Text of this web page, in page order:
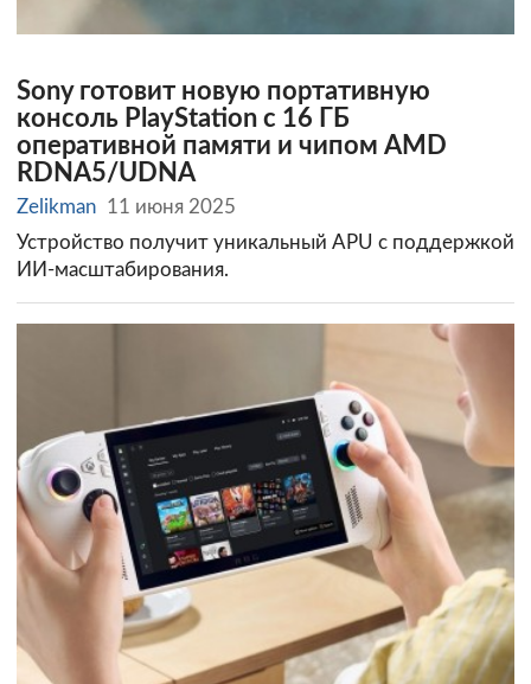
Sony готовит новую портативную
консоль PlayStation с 16 ГБ
оперативной памяти и чипом AMD
RDNA5/UDNA
Zelikman 11 июня 2025
Устройство получит уникальный APU с поддержкой
ИИ-масштабирования.